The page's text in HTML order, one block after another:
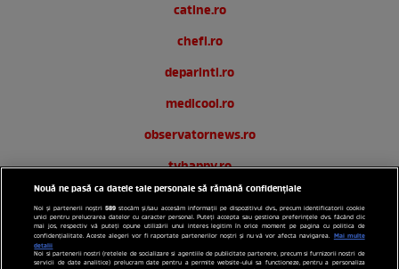
catine.ro
chefi.ro
deparinti.ro
medicool.ro
observatornews.ro
tvhappy.ro
useit.ro
zutv.ro
Trends AntenaPLAY
Nouă ne pasă ca datele tale personale să rămână confidențiale
Noi și partenerii noștri589 stocăm și/sau accesăm informații pe dispozitivul dvs., precum identificatorii cookie
unici pentru prelucrarea datelor cu caracter personal. Puteți accepta sau gestiona preferințele dvs. făcând clic
mai jos, respectiv vă puteți opune utilizării unui interes legitim în orice moment pe pagina cu politica de
confidențialitate. Aceste alegeri vor fi raportate partenerilor noștri și nu vă vor afecta navigarea. Mai multe
detalii
Noi si partenerii nostri (retelele de socializare si agentiile de publicitate partenere, precum si furnizorii nostri de
servicii de date analitice) prelucram date pentru a permite website-ului sa functioneze, pentru a personaliza